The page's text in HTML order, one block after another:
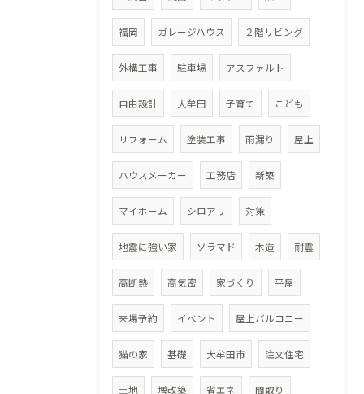
福岡 ガレージハウス ２階リビング
外構工事 駐車場 アスファルト
自由設計 大牟田 子育て こども
リフォーム 塗装工事 雨漏り 屋上
ハウスメーカー 工務店 新築
マイホーム シロアリ 対策
地震に強い家 ソラマド 木造 耐震
高断熱 高気密 家づくり 平屋
来場予約 イベント 屋上バルコニー
猫の家 基礎 大牟田市 注文住宅
土地 増改築 省エネ 間取り